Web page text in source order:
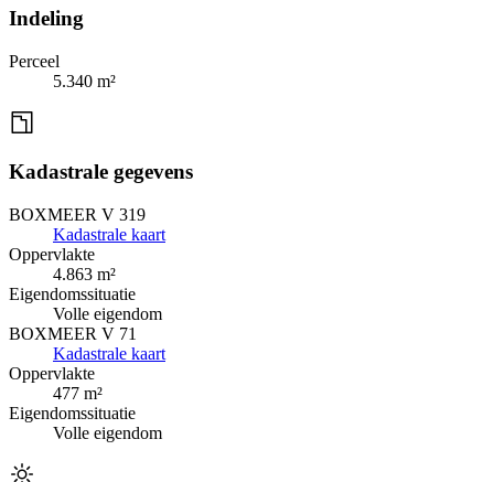
Indeling
Perceel
5.340 m²
Kadastrale gegevens
BOXMEER V 319
Kadastrale kaart
Oppervlakte
4.863 m²
Eigendomssituatie
Volle eigendom
BOXMEER V 71
Kadastrale kaart
Oppervlakte
477 m²
Eigendomssituatie
Volle eigendom